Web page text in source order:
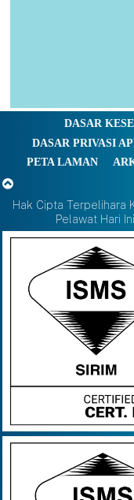
DASAR
DASAR PRIVASI
PETA LAMAN
Hak Cipta Terpelihara
Pelawat Hari